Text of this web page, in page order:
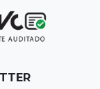
a 0 e sobe